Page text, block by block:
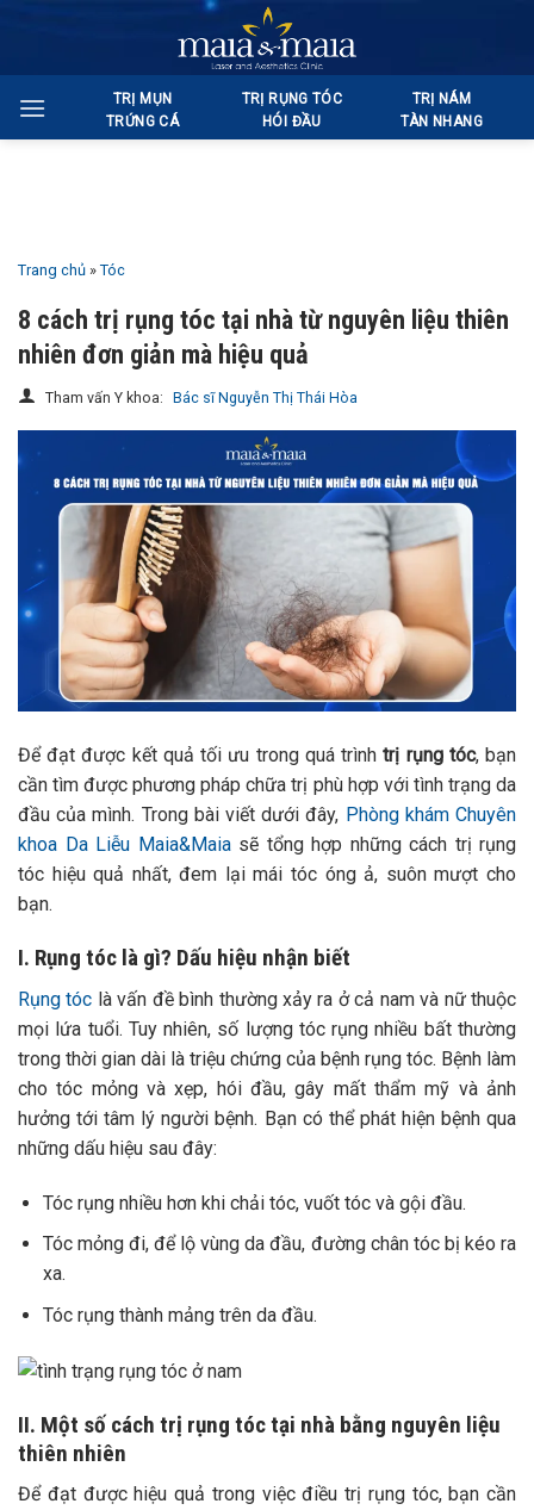
nội
dung
TRỊ MỤN
TRỨNG CÁ
TRỊ RỤNG TÓC
HÓI ĐẦU
TRỊ NÁM
TÀN NHANG
Trang chủ » Tóc
8 cách trị rụng tóc tại nhà từ nguyên liệu thiên
nhiên đơn giản mà hiệu quả
Tham vấn Y khoa: Bác sĩ Nguyễn Thị Thái Hòa
Để đạt được kết quả tối ưu trong quá trìnhtrị rụng tóc, bạn
cần tìm được phương pháp chữa trị phù hợp với tình trạng da
đầu của mình. Trong bài viết dưới đây, Phòng khám Chuyên
khoa Da Liễu Maia&Maiasẽ tổng hợp những cách trị rụng
tóc hiệu quả nhất, đem lại mái tóc óng ả, suôn mượt cho
bạn.
I. Rụng tóc là gì? Dấu hiệu nhận biết
Rụng tóc là vấn đề bình thường xảy ra ở cả nam và nữ thuộc
mọi lứa tuổi. Tuy nhiên, số lượng tóc rụng nhiều bất thường
trong thời gian dài là triệu chứng của bệnh rụng tóc. Bệnh làm
cho tóc mỏng và xẹp, hói đầu, gây mất thẩm mỹ và ảnh
hưởng tới tâm lý người bệnh. Bạn có thể phát hiện bệnh qua
những dấu hiệu sau đây:
Tóc rụng nhiều hơn khi chải tóc, vuốt tóc và gội đầu.
Tóc mỏng đi, để lộ vùng da đầu, đường chân tóc bị kéo ra
xa.
Tóc rụng thành mảng trên da đầu.
II. Một số cách trị rụng tóc tại nhà bằng nguyên liệu
thiên nhiên
Để đạt được hiệu quả trong việc điều trị rụng tóc, bạn cần